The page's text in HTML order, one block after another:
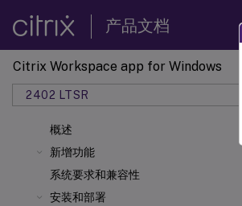
产品文档
Citrix Workspace app for Windows
2402 LTSR
概述
新增功能
系统要求和兼容性
安装和部署